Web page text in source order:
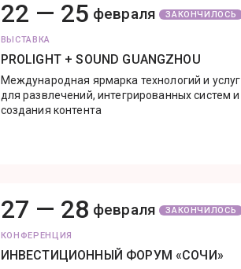
22 — 25 февраля ЗАКОНЧИЛОСЬ
ВЫСТАВКА
PROLIGHT + SOUND GUANGZHOU
Международная ярмарка технологий и услуг
для развлечений, интегрированных систем и
создания контента
27 — 28 февраля ЗАКОНЧИЛОСЬ
КОНФЕРЕНЦИЯ
ИНВЕСТИЦИОННЫЙ ФОРУМ «СОЧИ»